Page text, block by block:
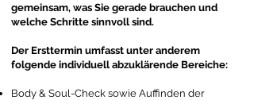
gemeinsam, was Sie gerade brauchen und
welche Schritte sinnvoll sind.
Der Ersttermin umfasst unter anderem
folgende individuell abzuklärende Bereiche:
Body & Soul-Check sowie Auffinden der